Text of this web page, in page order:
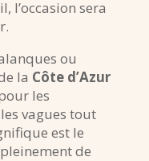
l’occasion sera
ou
la Côte d’Azur
les
vagues tout
est le
de